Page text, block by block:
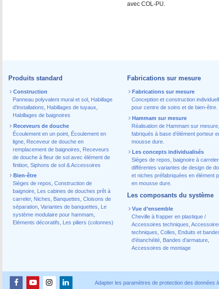
avec COL-PU.
Produits standard
Construction
Panneau polyvalent mural et sol Habillage
d’installations
Habillages de tuyaux
Habillages de baignoires
Receveurs de douche
Écoulement en un point Écoulement en
ligne Receveur de douche en
remplacement de baignoires
Receveurs
de douche à fleur de sol avec élément de
finition Siphons de sol & Accessoires
Bien-être
Sièges de repos Construction de
baignoire
Les cabines de douches prêt à
carreler, Niches Banquettes Cloisons de
séparation Variantes de banquettes
Le
système modulaire pour hammam
Eléments décoratifs
Les piliers (colonnes)
Fabrications sur mesure
Fabrications sur mesure
Conception et construction
pour centre de soins et de bien-être.
Hammam sur mesure
Réalisation de Hammam sur mesure,
fabriqués à base d’élément porteur
mousse dure.
Les concepts individualisés
Sièges de repos, baignoire à
différentes variantes de design de
et niches préfabriquées en élément
en mousse dure.
Les composants du système
Vue d’ensemble
Cheville à frapper en plastique /
Accessoires techniques
techniques Colles
Enduits et
d'étanchéité, Bandes d’armature,
Accessoires de montage
Adapter les paramètres de protection des données